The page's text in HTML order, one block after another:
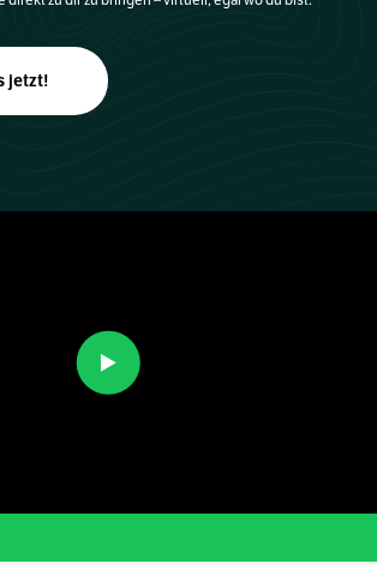
jetzt!